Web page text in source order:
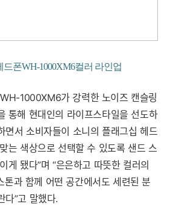
폰WH-1000XM6컬러 라인업
1000XM6가 강력한 노이즈 캔슬링
통해 현대인의 라이프스타일을 선도하
면서 소비자들이 소니의 플래그십 헤드
는 색상으로 선택할 수 있도록 샌드 스
게 됐다”며 “은은하고 따뜻한 컬러의
과 함께 어떤 공간에서도 세련된 분
다”고 말했다.